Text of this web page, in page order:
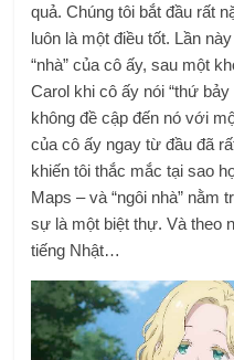
quả. Chúng tôi bắt đầu rất
luôn là một điều tốt. Lần
“nhà” của cô ấy, sau một
Carol khi cô ấy nói “thứ
không đề cập đến nó với
của cô ấy ngay từ đầu đã
khiến tôi thắc mắc tại sao
Maps – và “ngôi nhà” nằm
sự là một biệt thự. Và theo
tiếng Nhật…